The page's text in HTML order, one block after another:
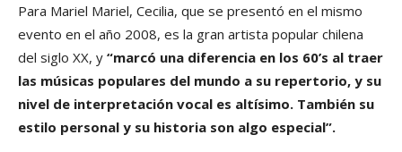
Para Mariel Mariel, Cecilia, que se presentó en el mismo
evento en el año 2008, es la gran artista popular chilena
del siglo XX, y “marcó una diferencia en los 60’s al traer
las músicas populares del mundo a su repertorio, y su
nivel de interpretación vocal es altísimo. También su
estilo personal y su historia son algo especial”.